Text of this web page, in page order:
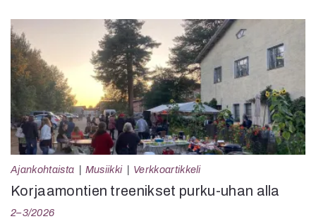
Ajankohtaista Musiikki Verkkoartikkeli
Korjaamontien treenikset purku-uhan alla
2–3/2026